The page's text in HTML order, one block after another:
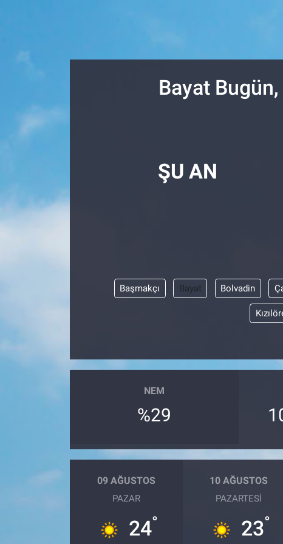
Bayat
ŞU AN
Başmakçı Bayat Bolvadin
NEM
%29
09 AĞUSTOS
PAZAR
24°
10 AĞUSTOS
PAZARTESI
23°